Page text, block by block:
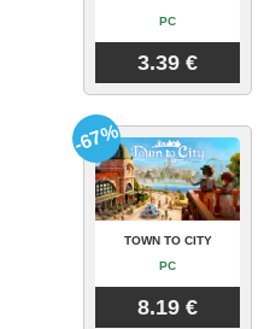
PC
3.39 €
TOWN TO CITY
PC
8.19 €
-67%